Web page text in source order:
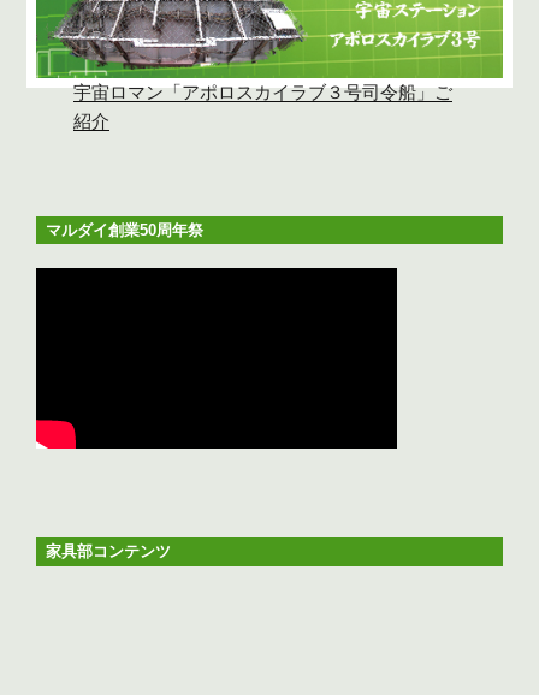
宇宙ロマン「アポロスカイラブ３号司令船」ご
紹介
マルダイ創業50周年祭
家具部コンテンツ